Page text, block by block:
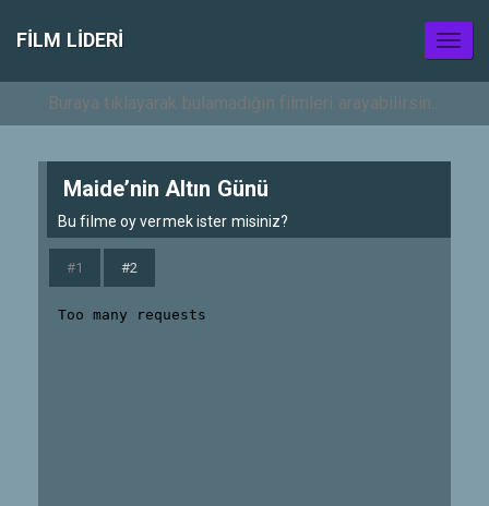
FILM LIDERI
Maide’nin Altın Günü
Bu filme oy vermek ister misiniz?
#1 #2